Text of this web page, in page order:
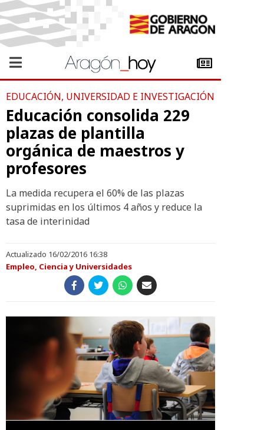
EDUCACIÓN, UNIVERSIDAD E INVESTIGACIÓN
Educación consolida 229
plazas de plantilla
orgánica de maestros y
profesores
La medida recupera el 60% de las plazas
suprimidas en los últimos 4 años y reduce la
tasa de interinidad
Actualizado 16/02/2016 16:38
Empleo, Ciencia y Universidades